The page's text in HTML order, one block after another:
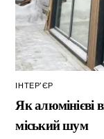
ІНТЕР’ЄР
Як алюмінієві
міський шум